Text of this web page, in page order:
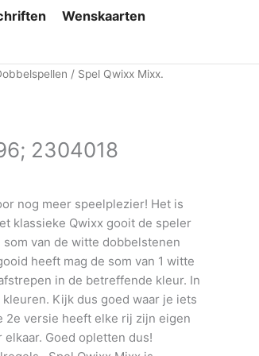
Wenskaarten
/ Spel Qwixx Mixx.
2304018
nog meer speelplezier! Het is
klassieke Qwixx gooit de speler
van de witte dobbelstenen
heeft mag de som van 1 witte
in de betreffende kleur. In
Kijk dus goed waar je iets
2e versie heeft elke rij zijn eigen
Goed opletten dus!